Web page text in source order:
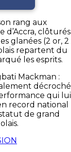
rang aux
d’Accra, clôturés
glanées (2 or, 2
repartent du
les esprits.
Mackman :
décroché
qui lui
record national
de grand